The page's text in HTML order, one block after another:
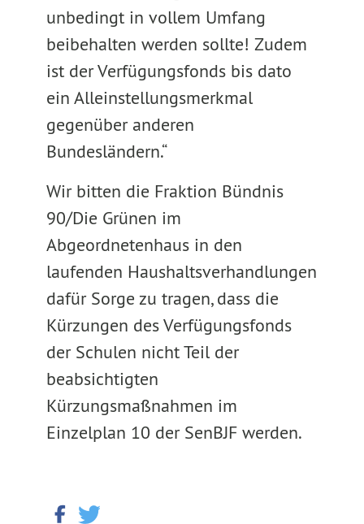
unbedingt in vollem Umfang
beibehalten werden sollte! Zudem
ist der Verfügungsfonds bis dato
ein Alleinstellungsmerkmal
gegenüber anderen
Bundesländern.“
Wir bitten die Fraktion Bündnis
90/Die Grünen im
Abgeordnetenhaus in den
laufenden Haushaltsverhandlungen
dafür Sorge zu tragen, dass die
Kürzungen des Verfügungsfonds
der Schulen nicht Teil der
beabsichtigten
Kürzungsmaßnahmen im
Einzelplan 10 der SenBJF werden.